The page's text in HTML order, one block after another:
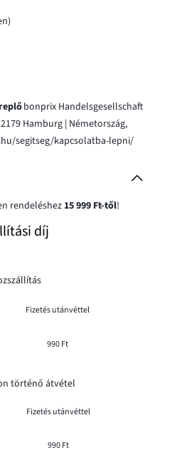
bonprix Handelsgesellschaft
Hamburg | Németország,
segitseg/kapcsolatba-lepni/
rendeléshez15 999 Ft-től!
díj
Fizetés utánvéttel
990 Ft
történő átvétel
Fizetés utánvéttel
990 Ft